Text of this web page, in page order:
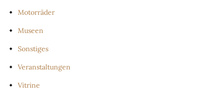
Motorräder
Museen
Sonstiges
Veranstaltungen
Vitrine